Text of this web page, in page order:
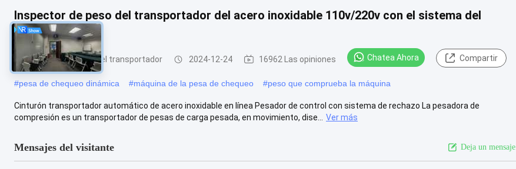
Inspector de peso del transportador del acero inoxidable 110v/220v con el sistema del
rechazo
Inspector de peso del transportador 2024-12-24 16962 Las opiniones Chatea Ahora Compartir
#pesa de chequeo dinámica #máquina de la pesa de chequeo #peso que comprueba la máquina
Cinturón transportador automático de acero inoxidable en línea Pesador de control con sistema de rechazo La pesadora de
compresión es un transportador de pesas de carga pesada, en movimiento, dise...
Ver más
Mensajes del visitante Deja un mensaje.